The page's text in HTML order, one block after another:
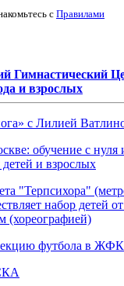
с Правилами
Гимнастический
и взрослых
с Лилией
обучение с нуля
и взрослых
"Терпсихора"
набор детей
(хореографией)
футбола в